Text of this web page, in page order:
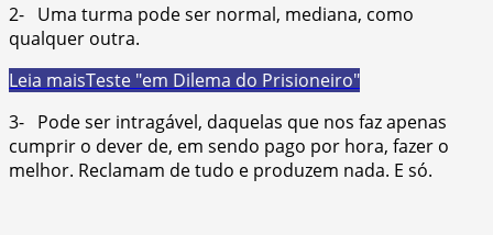
2- Uma turma pode ser normal, mediana, como
qualquer outra.
Leia maisTeste "em Dilema do Prisioneiro"
3- Pode ser intragável, daquelas que nos faz apenas
cumprir o dever de, em sendo pago por hora, fazer o
melhor. Reclamam de tudo e produzem nada. E só.